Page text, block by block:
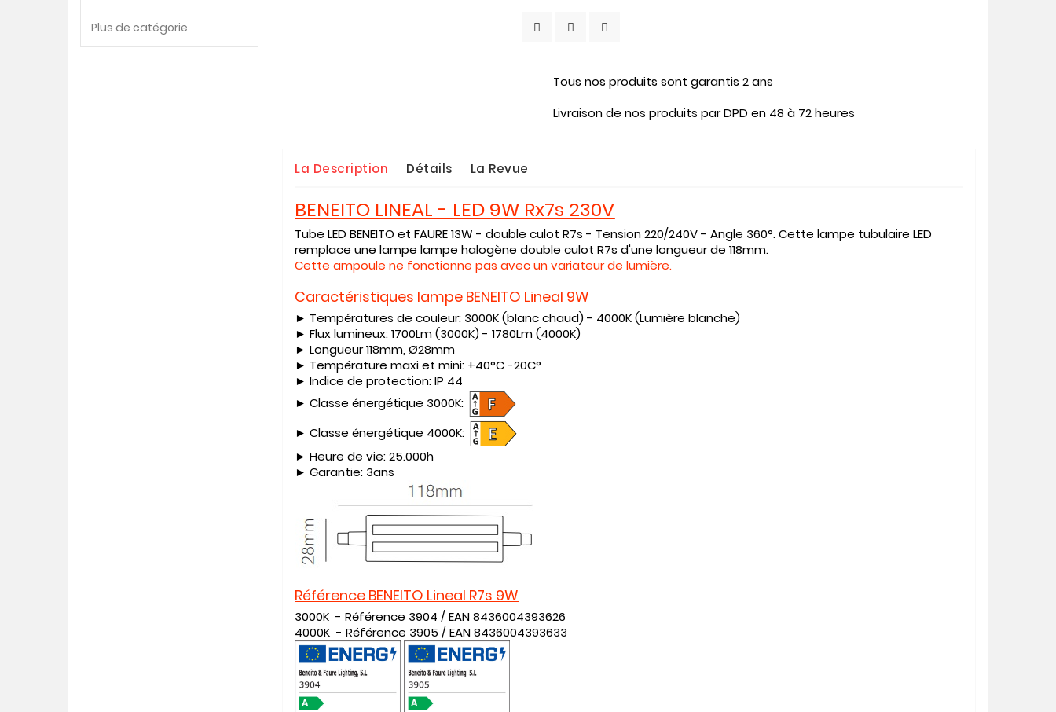
Plus de catégorie
Tous nos produits sont garantis 2 ans
Livraison de nos produits par DPD en 48 à 72 heures
La Description Détails La Revue
BENEITO LINEAL - LED 9W Rx7s 230V
Tube LED BENEITO et FAURE 13W - double culot R7s - Tension 220/240V - Angle 360°. Cette lampe tubulaire LED
remplace une lampe lampe halogène double culot R7s d'une longueur de 118mm.
Cette ampoule ne fonctionne pas avec un variateur de lumière.
Caractéristiques lampe BENEITO Lineal 9W
► Températures de couleur: 3000K (blanc chaud) - 4000K (Lumière blanche)
► Flux lumineux: 1700Lm (3000K) - 1780Lm (4000K)
► Longueur 118mm, Ø28mm
► Température maxi et mini: +40°C -20C°
► Indice de protection: IP 44
► Classe énergétique 3000K:
► Classe énergétique 4000K:
► Heure de vie: 25.000h
► Garantie: 3ans
Référence BENEITO Lineal R7s 9W
3000K - Référence 3904 / EAN8436004393626
4000K - Référence 3905 /EAN8436004393633